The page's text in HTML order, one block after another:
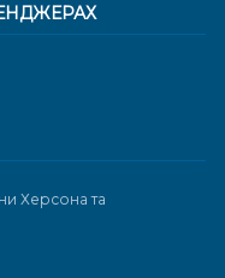
Херсона та